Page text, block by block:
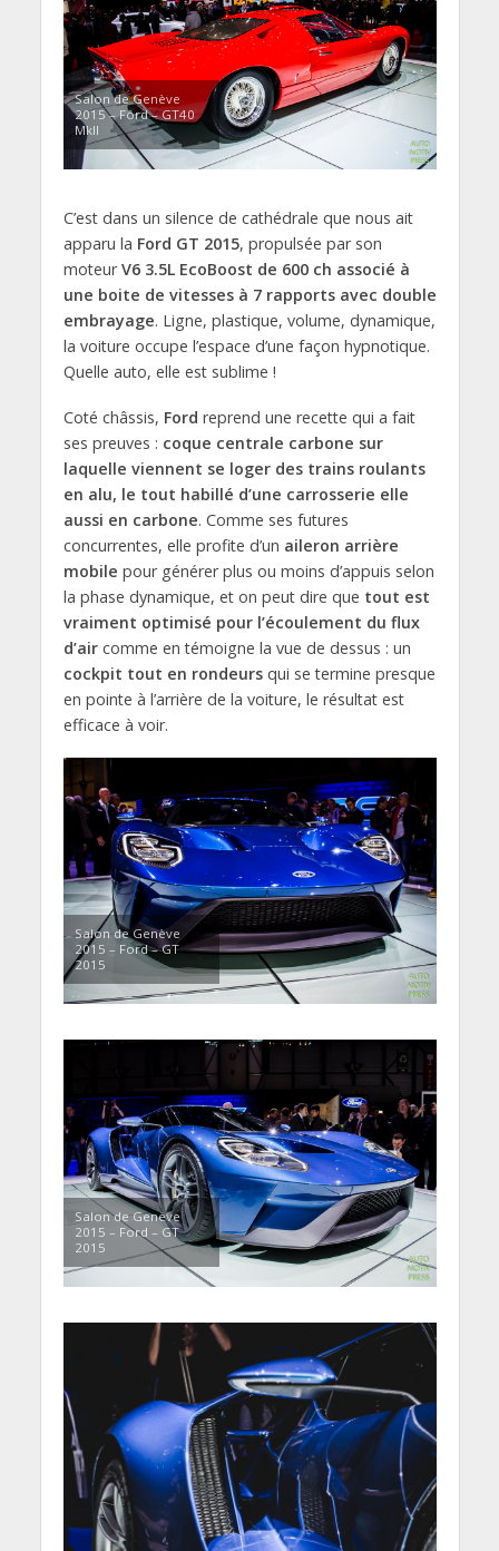
Salon de Genève
2015 – Ford – GT40
MkII
C’est dans un silence de cathédrale que nous ait
apparu la Ford GT 2015, propulsée par son
moteurV6 3.5L EcoBoost de 600 ch associé à
une boite de vitesses à 7 rapports avec double
embrayage. Ligne, plastique, volume, dynamique,
la voiture occupe l’espace d’une façon hypnotique.
Quelle auto, elle est sublime !
Coté châssis, Ford reprend une recette qui a fait
ses preuves : coque centrale carbone sur
laquelle viennent se loger des trains roulants
en alu, le tout habillé d’une carrosserie elle
aussi en carbone. Comme ses futures
concurrentes, elle profite d’un aileron arrière
mobile pour générer plus ou moins d’appuis selon
la phase dynamique, et on peut dire que tout est
vraiment optimisé pour l’écoulement du flux
d’aircomme en témoigne la vue de dessus : un
cockpit tout en rondeursqui se termine presque
en pointe à l’arrière de la voiture, le résultat est
efficace à voir.
Salon de Genève
2015 – Ford – GT
2015
Salon de Genève
2015 – Ford – GT
2015